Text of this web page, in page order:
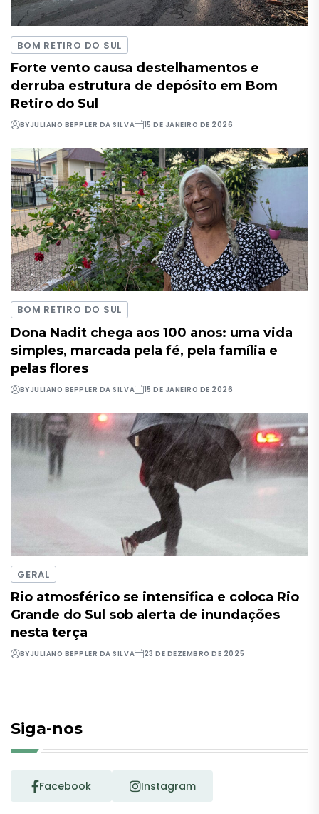
BOM RETIRO DO SUL
Forte vento causa destelhamentos e
derruba estrutura de depósito em Bom
Retiro do Sul
BYJULIANO BEPPLER DA SILVA 15 DE JANEIRO DE 2026
BOM RETIRO DO SUL
Dona Nadit chega aos 100 anos: uma vida
simples, marcada pela fé, pela família e
pelas flores
BYJULIANO BEPPLER DA SILVA 15 DE JANEIRO DE 2026
GERAL
Rio atmosférico se intensifica e coloca Rio
Grande do Sul sob alerta de inundações
nesta terça
BYJULIANO BEPPLER DA SILVA 23 DE DEZEMBRO DE 2025
Siga-nos
Facebook Instagram